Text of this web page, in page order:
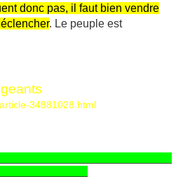
donc pas, il faut bien vendre
. Le peuple est
34881028.html